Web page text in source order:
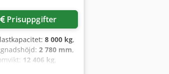
Prisuppgifter
8 000 kg,
2 780 mm,
12 406 kg,
Gaffelbredd: 180 mm